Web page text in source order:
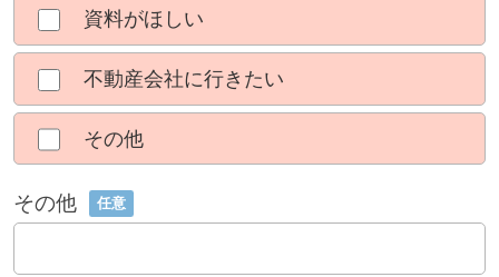
資料がほしい
不動産会社に行きたい
その他
その他 任意